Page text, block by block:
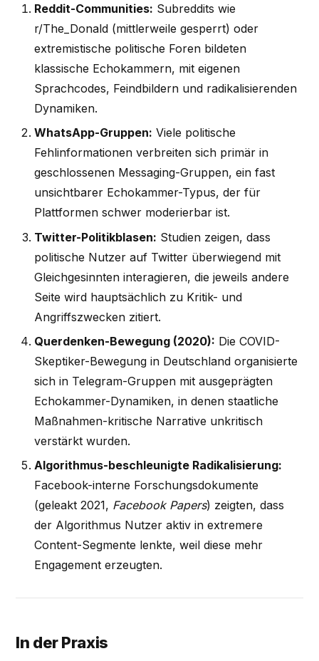
Reddit-Communities: Subreddits wie
r/The_Donald (mittlerweile gesperrt) oder
extremistische politische Foren bildeten
klassische Echokammern, mit eigenen
Sprachcodes, Feindbildern und radikalisierenden
Dynamiken.
WhatsApp-Gruppen: Viele politische
Fehlinformationen verbreiten sich primär in
geschlossenen Messaging-Gruppen, ein fast
unsichtbarer Echokammer-Typus, der für
Plattformen schwer moderierbar ist.
Twitter-Politikblasen: Studien zeigen, dass
politische Nutzer auf Twitter überwiegend mit
Gleichgesinnten interagieren, die jeweils andere
Seite wird hauptsächlich zu Kritik- und
Angriffszwecken zitiert.
Querdenken-Bewegung (2020): Die COVID-
Skeptiker-Bewegung in Deutschland organisierte
sich in Telegram-Gruppen mit ausgeprägten
Echokammer-Dynamiken, in denen staatliche
Maßnahmen-kritische Narrative unkritisch
verstärkt wurden.
Algorithmus-beschleunigte Radikalisierung:
Facebook-interne Forschungsdokumente
(geleakt 2021, Facebook Papers) zeigten, dass
der Algorithmus Nutzer aktiv in extremere
Content-Segmente lenkte, weil diese mehr
Engagement erzeugten.
In der Praxis